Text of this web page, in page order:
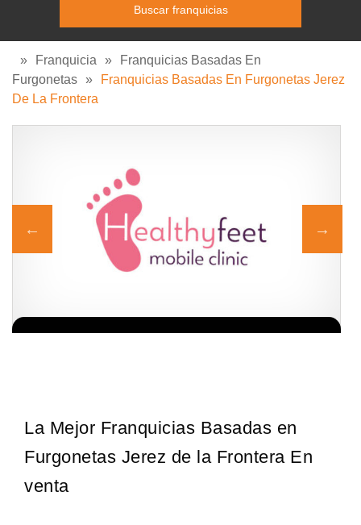
» Franquicia »
Franquicias Basadas En
Furgonetas »
Franquicias Basadas En Furgonetas Jerez
De La Frontera
La Mejor Franquicias Basadas en
Furgonetas Jerez de la Frontera En
venta